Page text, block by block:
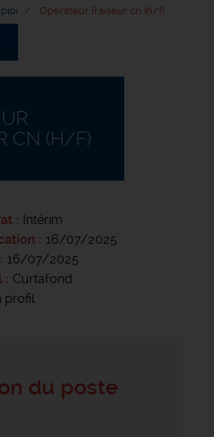
Opérateur fraiseur cn (h/f)
CN (H/F)
Intérim
16/07/2025
16/07/2025
Curtafond
profil
du poste